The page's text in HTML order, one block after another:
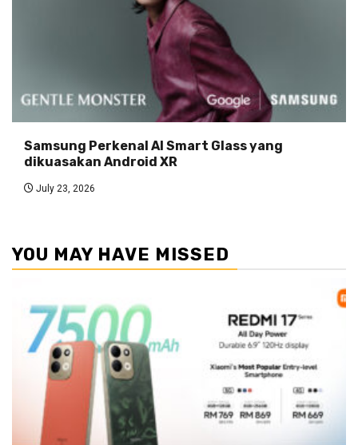
Samsung Perkenal AI Smart Glass yang
dikuasakan Android XR
July 23, 2026
YOU MAY HAVE MISSED